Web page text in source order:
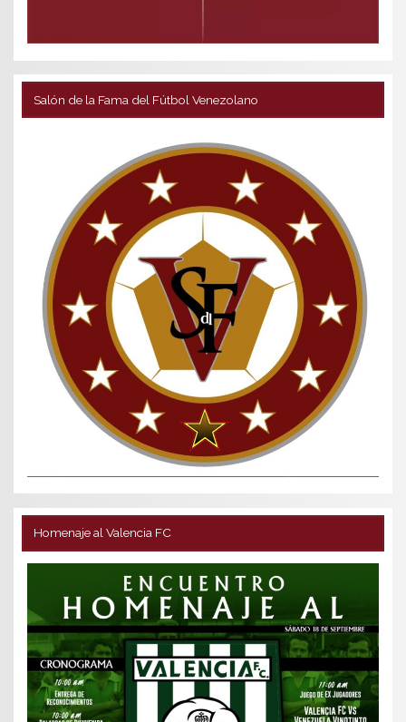
Salón de la Fama del Fútbol Venezolano
Homenaje al Valencia FC